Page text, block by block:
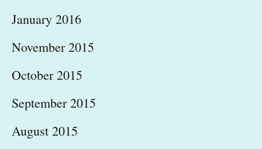
January 2016
November 2015
October 2015
September 2015
August 2015